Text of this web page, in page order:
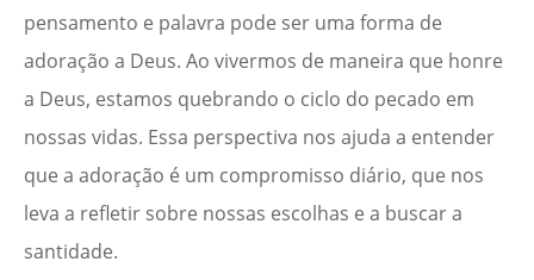
pensamento e palavra pode ser uma forma de
adoração a Deus. Ao vivermos de maneira que honre
a Deus, estamos quebrando o ciclo do pecado em
nossas vidas. Essa perspectiva nos ajuda a entender
que a adoração é um compromisso diário, que nos
leva a refletir sobre nossas escolhas e a buscar a
santidade.